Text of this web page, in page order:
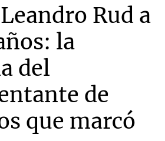
Rud a
la
del
de
que marcó